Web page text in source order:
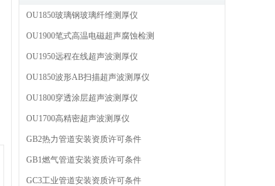
OU1850玻璃钢玻璃纤维测厚仪
OU1900笔式高温电磁超声腐蚀检测
OU1950远程在线超声波测厚仪
OU1850波形AB扫描超声波测厚仪
OU1800穿透涂层超声波测厚仪
OU1700高精密超声波测厚仪
GB2热力管道安装资质许可条件
GB1燃气管道安装资质许可条件
GC3工业管道安装资质许可条件